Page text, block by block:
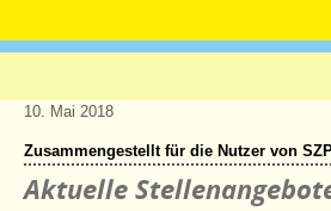
10. Mai 2018
Zusammengestellt für die Nutzer von
Aktuelle